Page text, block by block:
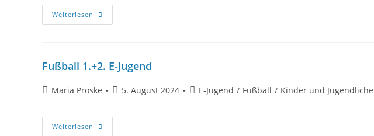
Weiterlesen
Fußball 1.+2. E-Jugend
Maria Proske 5. August 2024 E-Jugend / Fußball / Kinder und Jugendliche
Weiterlesen